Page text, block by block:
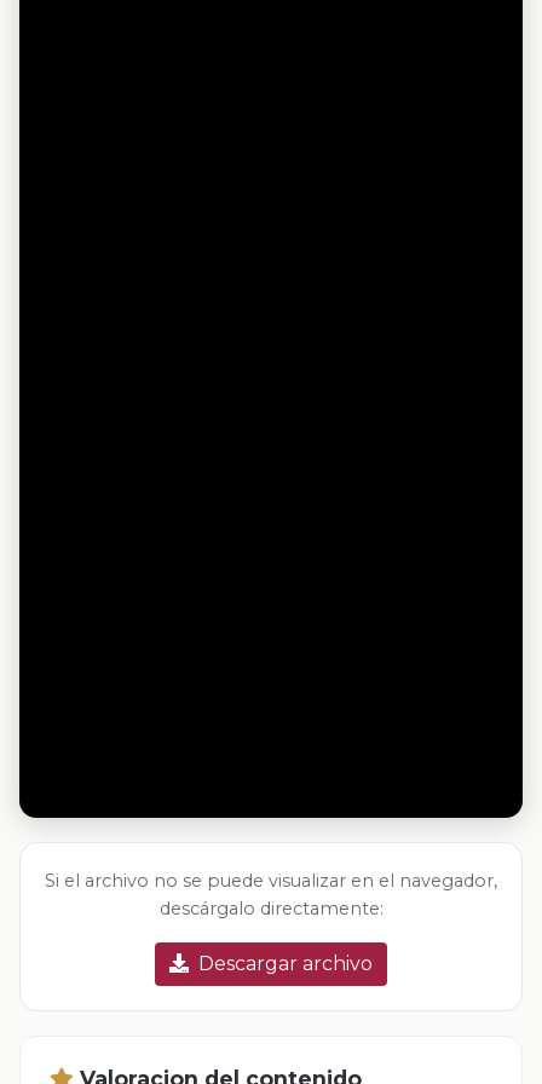
Si el archivo no se puede visualizar en el navegador,
descárgalo directamente:
Descargar archivo
Valoracion del contenido